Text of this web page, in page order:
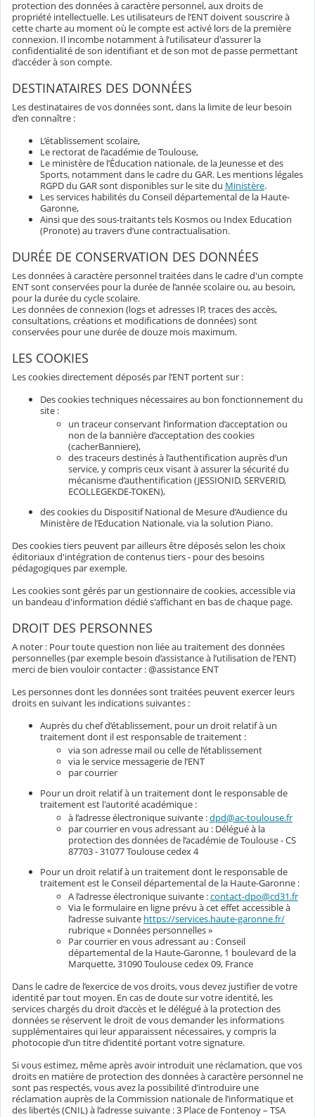
protection des données à caractère personnel, aux droits de
propriété intellectuelle. Les utilisateurs de l’ENT doivent souscrire à
cette charte au moment où le compte est activé lors de la première
connexion. Il incombe notamment à l’utilisateur d'assurer la
confidentialité de son identifiant et de son mot de passe permettant
d’accéder à son compte.
DESTINATAIRES DES DONNÉES
Les destinataires de vos données sont, dans la limite de leur besoin
d’en connaître :
L’établissement scolaire,
Le rectorat de l’académie de Toulouse,
Le ministère de l’Éducation nationale, de la Jeunesse et des
Sports, notamment dans le cadre du GAR. Les mentions légales
RGPD du GAR sont disponibles sur le site du Ministère.
Les services habilités du Conseil départemental de la Haute-
Garonne,
Ainsi que des sous-traitants tels Kosmos ou Index Education
(Pronote) au travers d’une contractualisation.
DURÉE DE CONSERVATION DES DONNÉES
Les données à caractère personnel traitées dans le cadre d'un compte
ENT sont conservées pour la durée de l’année scolaire ou, au besoin,
pour la durée du cycle scolaire.
Les données de connexion (logs et adresses IP, traces des accès,
consultations, créations et modifications de données) sont
conservées pour une durée de douze mois maximum.
LES COOKIES
Les cookies directement déposés par l’ENT portent sur :
Des cookies techniques nécessaires au bon fonctionnement du
site :
un traceur conservant l’information d’acceptation ou
non de la bannière d’acceptation des cookies
(cacherBanniere),
des traceurs destinés à l’authentification auprès d’un
service, y compris ceux visant à assurer la sécurité du
mécanisme d’authentification (JESSIONID, SERVERID,
ECOLLEGEKDE-TOKEN),
des cookies du Dispositif National de Mesure d’Audience du
Ministère de l’Education Nationale, via la solution Piano.
Des cookies tiers peuvent par ailleurs être déposés selon les choix
éditoriaux d'intégration de contenus tiers - pour des besoins
pédagogiques par exemple.
Les cookies sont gérés par un gestionnaire de cookies, accessible via
un bandeau d'information dédié s'affichant en bas de chaque page.
DROIT DES PERSONNES
A noter : Pour toute question non liée au traitement des données
personnelles (par exemple besoin d’assistance à l’utilisation de l’ENT)
merci de bien vouloir contacter : @assistance ENT
Les personnes dont les données sont traitées peuvent exercer leurs
droits en suivant les indications suivantes :
Auprès du chef d’établissement, pour un droit relatif à un
traitement dont il est responsable de traitement :
via son adresse mail ou celle de l’établissement
via le service messagerie de l’ENT
par courrier
Pour un droit relatif à un traitement dont le responsable de
traitement est l'autorité académique :
à l’adresse électronique suivante :dpd@ac-toulouse.fr
par courrier en vous adressant au : Délégué à la
protection des données de l’académie de Toulouse - CS
87703 - 31077 Toulouse cedex 4
Pour un droit relatif à un traitement dont le responsable de
traitement est le Conseil départemental de la Haute-Garonne :
A l’adresse électronique suivante :contact-dpo@cd31.fr
Via le formulaire en ligne prévu à cet effet accessible à
l’adresse suivante https://services.haute-garonne.fr/
rubrique « Données personnelles »
Par courrier en vous adressant au : Conseil
départemental de la Haute-Garonne, 1 boulevard de la
Marquette, 31090 Toulouse cedex 09, France
Dans le cadre de l’exercice de vos droits, vous devez justifier de votre
identité par tout moyen. En cas de doute sur votre identité, les
services chargés du droit d’accès et le délégué à la protection des
données se réservent le droit de vous demander les informations
supplémentaires qui leur apparaissent nécessaires, y compris la
photocopie d’un titre d’identité portant votre signature.
Si vous estimez, même après avoir introduit une réclamation, que vos
droits en matière de protection des données à caractère personnel ne
sont pas respectés, vous avez la possibilité d’introduire une
réclamation auprès de la Commission nationale de l’informatique et
des libertés (CNIL) à l’adresse suivante : 3 Place de Fontenoy – TSA